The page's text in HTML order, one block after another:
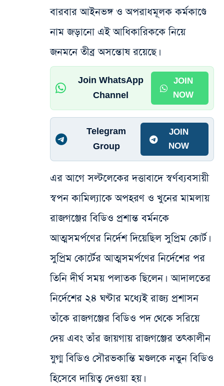
বারবার আইনভঙ্গ ও অপরাধমূলক কর্মকাণ্ডে
নাম জড়ানো এই আধিকারিককে নিয়ে
জনমনে তীব্র অসন্তোষ রয়েছে।
Join WhatsApp
Channel
JOIN
NOW
Telegram
Group
JOIN
NOW
এর আগে সল্টলেকের দত্তাবাদে স্বর্ণব্যবসায়ী
স্বপন কামিল্যাকে অপহরণ ও খুনের মামলায়
রাজগঞ্জের বিডিও প্রশান্ত বর্মনকে
আত্মসমর্পণের নির্দেশ দিয়েছিল সুপ্রিম কোর্ট।
সুপ্রিম কোর্টের আত্মসমর্পণের নির্দেশের পর
তিনি দীর্ঘ সময় পলাতক ছিলেন। আদালতের
নির্দেশের ২৪ ঘণ্টার মধ্যেই রাজ্য প্রশাসন
তাঁকে রাজগঞ্জের বিডিও পদ থেকে সরিয়ে
দেয় এবং তাঁর জায়গায় রাজগঞ্জের তৎকালীন
যুগ্ম বিডিও সৌরভকান্তি মণ্ডলকে নতুন বিডিও
হিসেবে দায়িত্ব দেওয়া হয়।